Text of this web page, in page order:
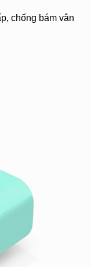
chống bám vân